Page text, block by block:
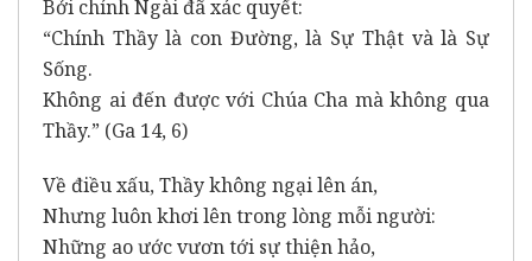
Bởi chính Ngài đã xác quyết:
“Chính Thầy là con Đường, là Sự Thật và là Sự
Sống.
Không ai đến được với Chúa Cha mà không qua
Thầy.” (Ga 14, 6)
Về điều xấu, Thầy không ngại lên án,
Nhưng luôn khơi lên trong lòng mỗi người:
Những ao ước vươn tới sự thiện hảo,